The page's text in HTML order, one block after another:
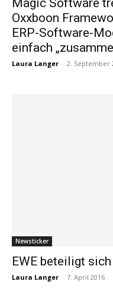
Magic Software
Oxxboon
ERP-Software-
einfach
Laura Langer - 2. September
Newsticker
EWE beteiligt
Laura Langer - 7. April 2016